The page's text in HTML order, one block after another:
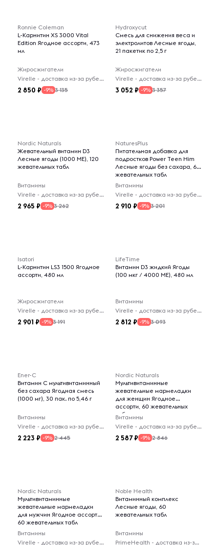
Ronnie Coleman
L-Карнитин XS 3000 Vital
Edition Ягодное ассорти, 473
мл
Жиросжигатели
Virelle - доставка из-за рубежа
2 850 -9% 3 135
Hydroxycut
Cмесь для снижения веса и
электролитов Лесные ягоды,
21 пакетик по 2,5 г
Жиросжигатели
Virelle - доставка из-за рубежа
3 052 -9% 3 357
Nordic Naturals
Жевательный витамин D3
Лесные ягоды (1000 МЕ), 120
жевательных табл
Витамины
Virelle - доставка из-за рубежа
2 965 -9% 3 262
NaturesPlus
Питательная добавка для
подростков Power Teen Him
Лесные ягоды без сахара, 60
жевательных табл
Витамины
Virelle - доставка из-за рубежа
2 910 -9% 3 201
Isatori
L-Карнитин LS3 1500 Ягодное
ассорти, 480 мл
Жиросжигатели
Virelle - доставка из-за рубежа
2 901 -9% 3 191
LifeTime
Витамин D3 жидкий Ягоды
(100 мкг / 4000 МЕ), 480 мл
Витамины
Virelle - доставка из-за рубежа
2 812 -9% 3 093
Ener-C
Витамин C мультивитаминный
без сахара Ягодная смесь
(1000 мг), 30 пак. по 5,46 г
Витамины
Virelle - доставка из-за рубежа
2 223 -9% 2 445
Nordic Naturals
Мультивитаминные
жевательные мармеладки
для женщин Ягодное
ассорти, 60 жевательных
табл
Витамины
Virelle - доставка из-за рубежа
2 587 -9% 2 846
Nordic Naturals
Мультивитаминные
жевательные мармеладки
для мужчин Ягодное ассорти,
60 жевательных табл
Витамины
Virelle - доставка из-за рубежа
Noble Health
Витаминный комплекс
Лесные ягоды, 60
жевательных табл
Витамины
PrimeHealth - доставка из-за рубежа